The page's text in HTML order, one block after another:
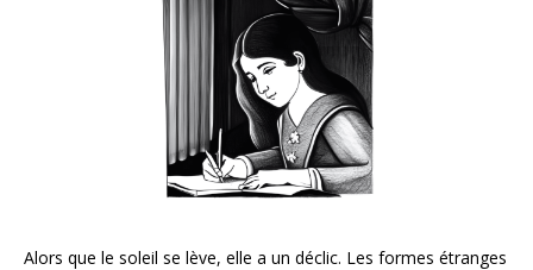
Alors que le soleil se lève, elle a un déclic. Les formes étranges